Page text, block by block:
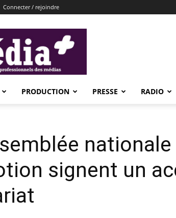
Connecter / rejoindre
PRODUCTION PRESSE RADIO
signent un